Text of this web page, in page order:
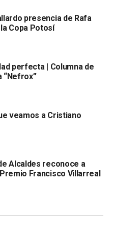
con las y los
tipo de apoyos busca
sin descuidar la
y estudios de
un crecimiento integral.
su participación con un
en29 de oro (cinco
presencia de Rafa
Copa Potosí
perfecta | Columna de
“Nefrox”
veamos a Cristiano
Alcaldes reconoce a
Francisco Villarreal